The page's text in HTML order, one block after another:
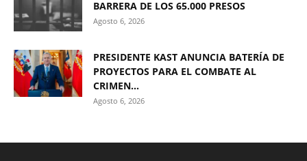
BARRERA DE LOS 65.000 PRESOS
Agosto 6, 2026
PRESIDENTE KAST ANUNCIA BATERÍA DE
PROYECTOS PARA EL COMBATE AL
CRIMEN...
Agosto 6, 2026